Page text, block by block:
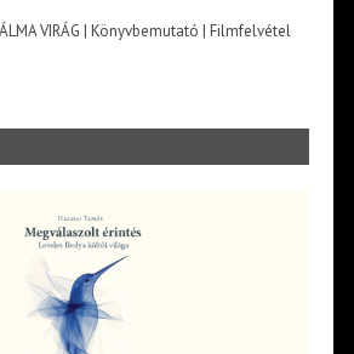
VIRÁG | Könyvbemutató | Filmfelvétel